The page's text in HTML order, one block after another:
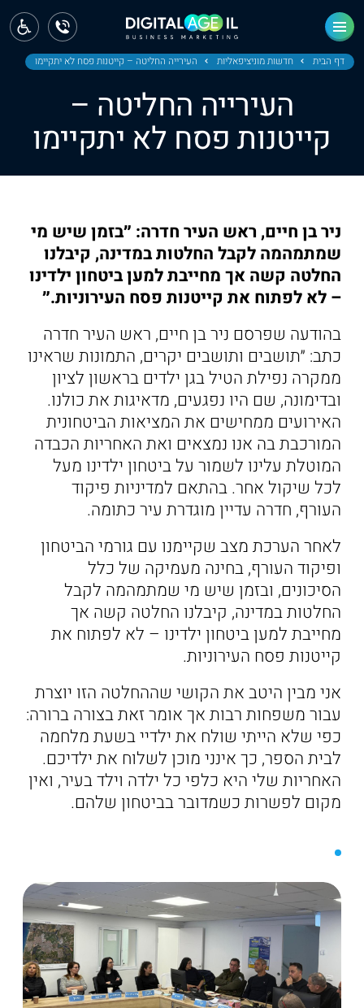
דף הבית חדשות מוניציפאליות העירייה החליטה – קייטנות פסח לא יתקיימו
העירייה החליטה –
קייטנות פסח לא יתקיימו
ניר בן חיים, ראש העיר חדרה: ״בזמן שיש מי
שמתמהמה לקבל החלטות במדינה, קיבלנו
החלטה קשה אך מחייבת למען ביטחון ילדינו
– לא לפתוח את קייטנות פסח העירוניות.״
בהודעה שפרסם ניר בן חיים, ראש העיר חדרה
כתב: ״תושבים ותושבים יקרים, התמונות שראינו
ממקרה נפילת הטיל בגן ילדים בראשון לציון
ובדימונה, שם היו נפגעים, מדאיגות את כולנו.
האירועים ממחישים את המציאות הביטחונית
המורכבת בה אנו נמצאים ואת האחריות הכבדה
המוטלת עלינו לשמור על ביטחון ילדינו מעל
לכל שיקול אחר. בהתאם למדיניות פיקוד
העורף, חדרה עדיין מוגדרת עיר כתומה.
לאחר הערכת מצב שקיימנו עם גורמי הביטחון
ופיקוד העורף, בחינה מעמיקה של כלל
הסיכונים, ובזמן שיש מי שמתמהמה לקבל
החלטות במדינה, קיבלנו החלטה קשה אך
מחייבת למען ביטחון ילדינו – לא לפתוח את
קייטנות פסח העירוניות.
אני מבין היטב את הקושי שההחלטה הזו יוצרת
עבור משפחות רבות אך אומר זאת בצורה ברורה:
כפי שלא הייתי שולח את ילדיי בשעת מלחמה
לבית הספר, כך אינני מוכן לשלוח את ילדיכם.
האחריות שלי היא כלפי כל ילדה וילד בעיר, ואין
מקום לפשרות כשמדובר בביטחון שלהם.
ראשי
חדשות
מחוז צפון
מחוז חיפה
מחוז מרכז
ירושלים
תל אביב